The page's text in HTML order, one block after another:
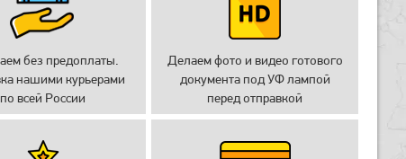
без предоплаты.
нашими курьерами
по всей России
Делаем фото и видео готового
документа под УФ лампой
перед отправкой